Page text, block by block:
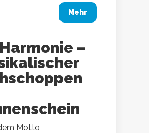
Mehr
–
Motto